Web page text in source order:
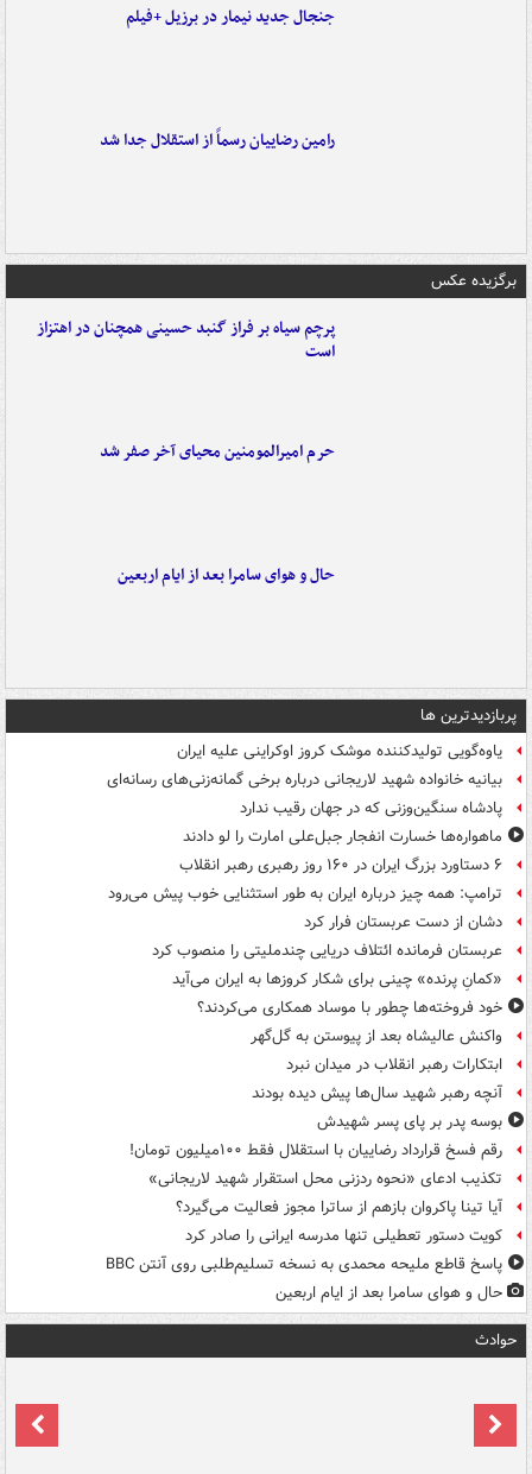
جنجال جدید نیمار در برزیل +فیلم
رامین رضاییان رسماً از استقلال جدا شد
برگزیده عکس
پرچم سیاه بر فراز گنبد حسینی همچنان در اهتزاز
است
حرم امیرالمومنین محیای آخر صفر شد
حال و هوای سامرا بعد از ایام اربعین
پربازدیدترین ها
یاوه‌گویی تولیدکننده موشک کروز اوکراینی علیه ایران
بیانیه خانواده شهید لاریجانی درباره برخی گمانه‌زنی‌های رسانه‌ای
پادشاه سنگین‌وزنی که در جهان رقیب ندارد
ماهواره‌ها خسارت انفجار جبل‌علی امارت را لو دادند
۶ دستاورد بزرگ ایران در ۱۶۰ روز رهبری رهبر انقلاب
ترامپ: همه چیز درباره ایران به طور استثنایی خوب پیش می‌رود
دشان از دست عربستان فرار کرد
عربستان فرمانده ائتلاف دریایی چندملیتی را منصوب کرد
«کمانِ پرنده» چینی برای شکار کروزها به ایران می‌آید
خود فروخته‌ها چطور با موساد همکاری می‌کردند؟
واکنش عالیشاه بعد از پیوستن به گل‌گهر
ابتکارات رهبر انقلاب در میدان نبرد
آنچه رهبر شهید سال‌ها پیش دیده بودند
بوسه‌ پدر بر پای پسر شهیدش
رقم فسخ قرارداد رضاییان با استقلال فقط ۱۰۰میلیون تومان!
تکذیب ادعای «نحوه ردزنی محل استقرار شهید لاریجانی»
آیا تینا پاکروان بازهم از ساترا مجوز فعالیت می‌گیرد؟
کویت دستور تعطیلی تنها مدرسه ایرانی را صادر کرد
پاسخ قاطع ملیحه محمدی به نسخه تسلیم‌طلبی روی آنتن BBC
حال و هوای سامرا بعد از ایام اربعین
حوادث